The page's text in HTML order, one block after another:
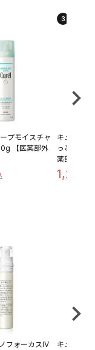
プモイスチャ
【医薬部外
3
キュレル
っとり つ
薬部外品】
1,209
フォーカスIV
キュレル